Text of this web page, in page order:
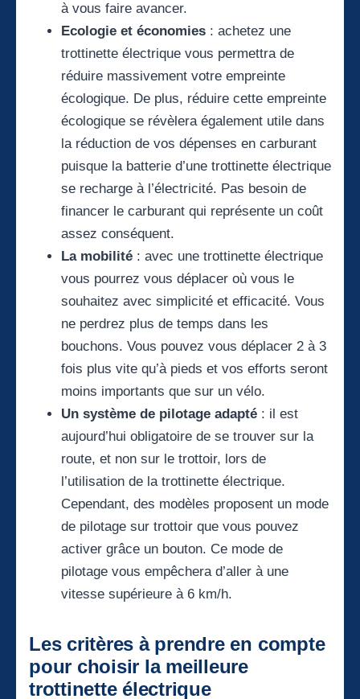
à vous faire avancer.
Ecologie et économies : achetez une
trottinette électrique vous permettra de
réduire massivement votre empreinte
écologique. De plus, réduire cette empreinte
écologique se révèlera également utile dans
la réduction de vos dépenses en carburant
puisque la batterie d’une trottinette électrique
se recharge à l’électricité. Pas besoin de
financer le carburant qui représente un coût
assez conséquent.
La mobilité : avec une trottinette électrique
vous pourrez vous déplacer où vous le
souhaitez avec simplicité et efficacité. Vous
ne perdrez plus de temps dans les
bouchons. Vous pouvez vous déplacer 2 à 3
fois plus vite qu’à pieds et vos efforts seront
moins importants que sur un vélo.
Un système de pilotage adapté : il est
aujourd’hui obligatoire de se trouver sur la
route, et non sur le trottoir, lors de
l’utilisation de la trottinette électrique.
Cependant, des modèles proposent un mode
de pilotage sur trottoir que vous pouvez
activer grâce un bouton. Ce mode de
pilotage vous empêchera d’aller à une
vitesse supérieure à 6 km/h.
Les critères à prendre en compte
pour choisir la meilleure
trottinette électrique